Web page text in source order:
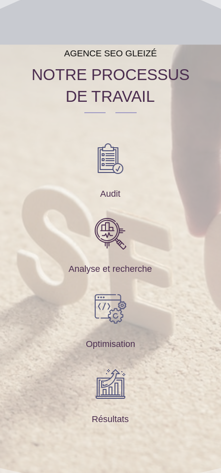
AGENCE SEO GLEIZÉ
NOTRE PROCESSUS
DE TRAVAIL
Audit
Analyse et recherche
Optimisation
Résultats